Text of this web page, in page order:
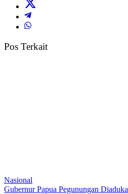
Pos Terkait
Nasional
Gubernur Papua Pegunungan